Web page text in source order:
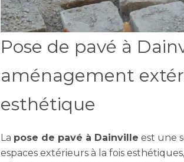
Pose de pavé à
aménagement
esthétique
La pose de pavé à Dainville est une
espaces extérieurs à la fois